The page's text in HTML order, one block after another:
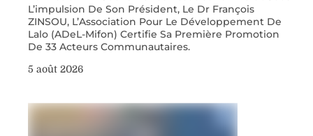
L’impulsion De Son Président, Le Dr François
ZINSOU, L’Association Pour Le Développement De
Lalo (ADeL-Mifon) Certifie Sa Première Promotion
De 33 Acteurs Communautaires.
5 août 2026